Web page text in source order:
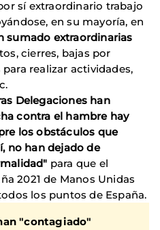
sí extraordinario trabajo
en su mayoría, en
sumado extraordinarias
cierres, bajas por
realizar actividades,
Delegaciones han
contra el hambre hay
los obstáculos que
no han dejado de
para que el
2021 de Manos Unidas
los puntos de España.
"contagiado"